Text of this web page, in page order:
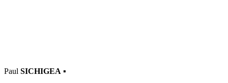
Paul SICHIGEA ▪